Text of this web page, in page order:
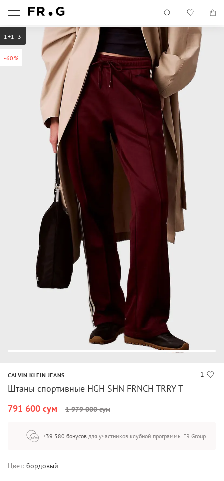
-60%
1+1=3
1
CALVIN KLEIN JEANS
Штаны спортивные HGH SHN FRNCH TRRY T
791 600 сум
1 979 000 сум
+39 580 бонусов для участников клубной программы FR Group
Цвет: бордовый